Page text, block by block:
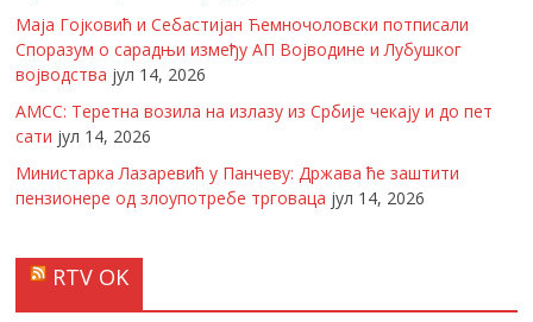
Маја Гојковић и Себастијан Ћемночоловски потписали
Споразум о сарадњи између АП Војводине и Лубушког
војводства јул 14, 2026
АМСС: Теретна возила на излазу из Србије чекају и до пет
сати јул 14, 2026
Министарка Лазаревић у Панчеву: Држава ће заштити
пензионере од злоупотребе трговаца јул 14, 2026
RTV OK